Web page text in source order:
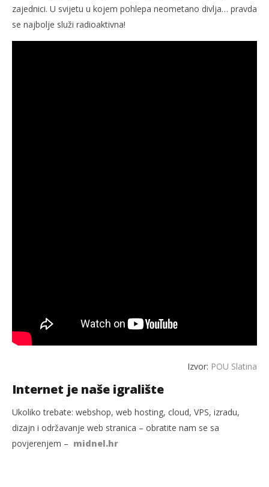
zajednici. U svijetu u kojem pohlepa neometano divlja… pravda
se najbolje služi radioaktivna!
Izvor: POU Slatina
Internet je naše igralište
Ukoliko trebate: webshop, web hosting, cloud, VPS, izradu,
dizajn i održavanje web stranica – obratite nam se sa
povjerenjem – midnel.hr